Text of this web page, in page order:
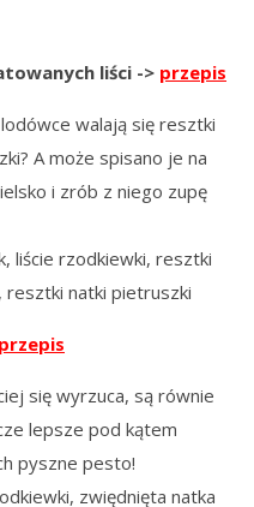
liści -> przepis
walają się resztki
A może spisano je na
i zrób z niego zupę
liście rzodkiewki, resztki
resztki natki pietruszki
przepis
się wyrzuca, są równie
lepsze pod kątem
pyszne pesto!
zwiędnięta natka